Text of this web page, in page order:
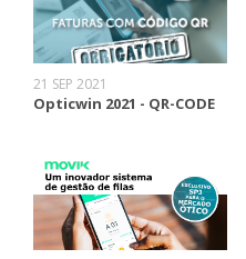
21 SEP 2021
Opticwin 2021 - QR-CODE